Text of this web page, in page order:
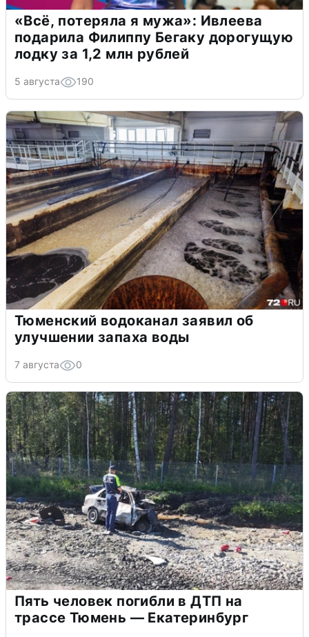
«Всё, потеряла я мужа»: Ивлеева
подарила Филиппу Бегаку дорогущую
лодку за 1,2 млн рублей
5 августа 190
Тюменский водоканал заявил об
улучшении запаха воды
7 августа 0
Пять человек погибли в ДТП на
трассе Тюмень — Екатеринбург